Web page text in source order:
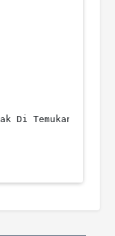
Di Temukan"